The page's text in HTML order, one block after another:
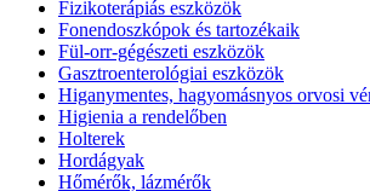
Fizikoterápiás eszközök
Fonendoszkópok és tartozékaik
Fül-orr-gégészeti eszközök
Gasztroenterológiai eszközök
Higanymentes, hagyomásnyos orvosi
Higienia a rendelőben
Holterek
Hordágyak
Hőmérők, lázmérők